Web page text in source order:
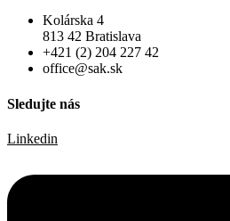
Kolárska 4
813 42 Bratislava
+421 (2) 204 227 42
office@sak.sk
Sledujte nás
Linkedin